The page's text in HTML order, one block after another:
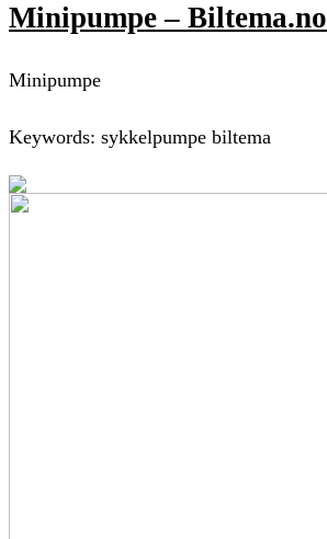
Minipumpe – Biltema.no
Minipumpe
Keywords: sykkelpumpe biltema